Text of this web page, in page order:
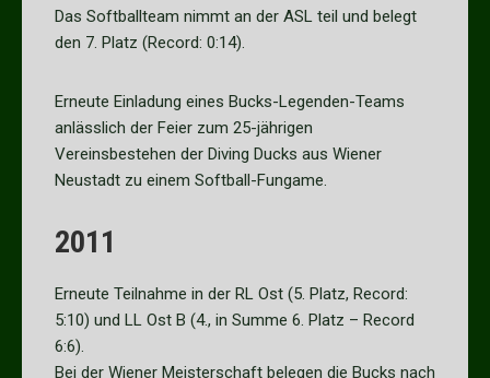
Das Softballteam nimmt an der ASL teil und belegt
den 7. Platz (Record: 0:14).
Erneute Einladung eines Bucks-Legenden-Teams
anlässlich der Feier zum 25-jährigen
Vereinsbestehen der Diving Ducks aus Wiener
Neustadt zu einem Softball-Fungame.
2011
Erneute Teilnahme in der RL Ost (5. Platz, Record:
5:10) und LL Ost B (4., in Summe 6. Platz – Record
6:6).
Bei der Wiener Meisterschaft belegen die Bucks nach